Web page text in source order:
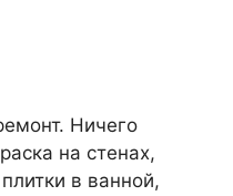
Ничего
на стенах,
в ванной,